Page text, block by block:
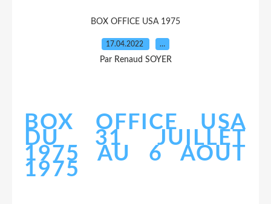
BOX OFFICE USA 1975
17.04.2022 …
Par Renaud SOYER
BOX OFFICE USA
DU 31 JUILLET
1975 AU 6 AOUT
1975